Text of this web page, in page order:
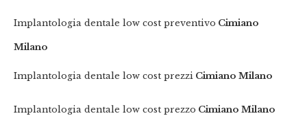
Implantologia dentale low cost preventivo Cimiano
Milano
Implantologia dentale low cost prezzi Cimiano Milano
Implantologia dentale low cost prezzo Cimiano Milano